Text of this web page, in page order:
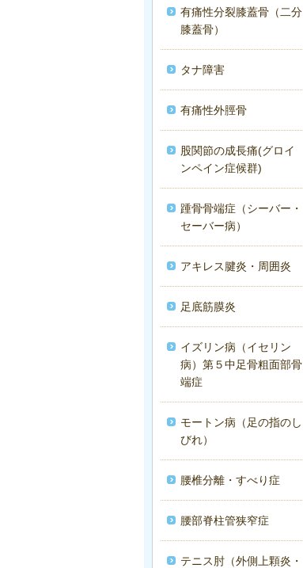
有痛性分裂膝蓋骨（二分
膝蓋骨）
タナ障害
有痛性外脛骨
股関節の成長痛(グロイ
ンペイン症候群)
踵骨骨端症（シーバー・
セーバー病）
アキレス腱炎・周囲炎
足底筋膜炎
イズリン病（イセリン
病）第５中足骨粗面部骨
端症
モートン病（足の指のし
びれ）
腰椎分離・すべり症
腰部脊柱管狭窄症
テニス肘（外側上顆炎・